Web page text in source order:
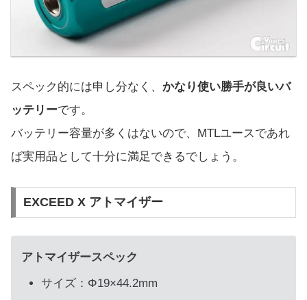
スペック的には申し分なく、 かなり使い勝手が良いバ
ッテリーです。
バッテリー容量が多くはないので、MTLユースであれ
ば実用品として十分に満足できるでしょう。
EXCEED X アトマイザー
アトマイザースペック
サイズ：Φ19×44.2mm